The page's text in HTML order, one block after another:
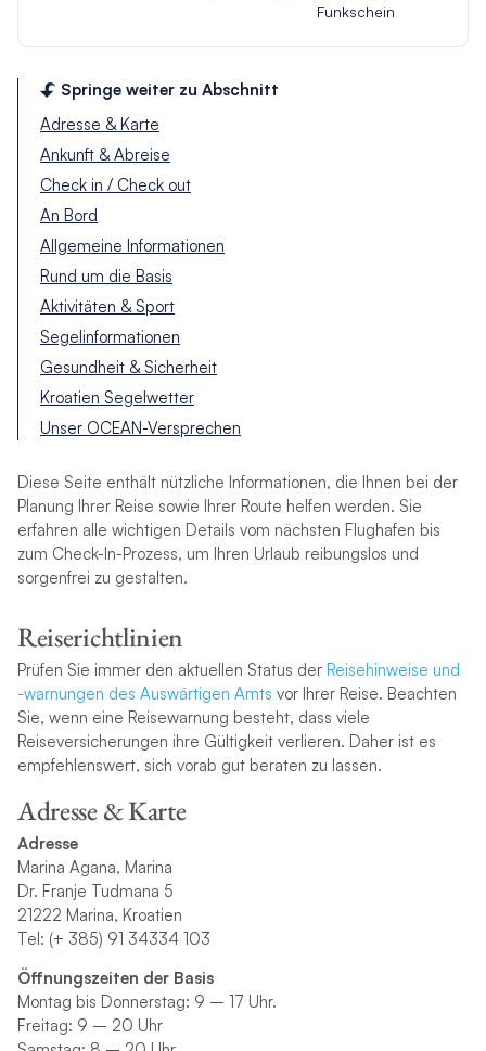
Funkschein
Springe weiter zu Abschnitt
Adresse & Karte
Ankunft & Abreise
Check in / Check out
An Bord
Allgemeine Informationen
Rund um die Basis
Aktivitäten & Sport
Segelinformationen
Gesundheit & Sicherheit
Kroatien Segelwetter
Unser OCEAN-Versprechen
Diese Seite enthält nützliche Informationen, die Ihnen bei der
Planung Ihrer Reise sowie Ihrer Route helfen werden. Sie
erfahren alle wichtigen Details vom nächsten Flughafen bis
zum Check-In-Prozess, um Ihren Urlaub reibungslos und
sorgenfrei zu gestalten.
Reiserichtlinien
Prüfen Sie immer den aktuellen Status der Reisehinweise und
-warnungen des Auswärtigen Amts vor Ihrer Reise. Beachten
Sie, wenn eine Reisewarnung besteht, dass viele
Reiseversicherungen ihre Gültigkeit verlieren. Daher ist es
empfehlenswert, sich vorab gut beraten zu lassen.
Adresse & Karte
Adresse
Marina Agana, Marina
Dr. Franje Tudmana 5
21222 Marina, Kroatien
Tel: (+ 385) 91 34334 103
Öffnungszeiten der Basis
Montag bis Donnerstag: 9 – 17 Uhr.
Freitag: 9 – 20 Uhr